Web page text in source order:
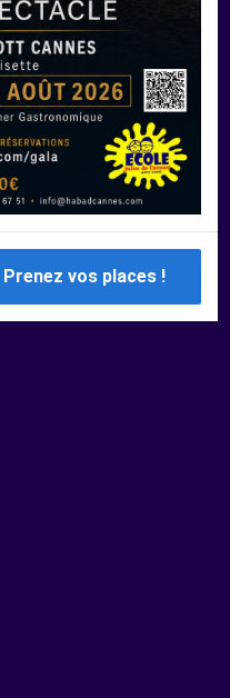
Mercredi 12 Août 2026 - Prenez vos places !